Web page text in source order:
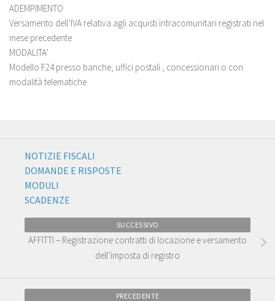
ADEMPIMENTO
Versamento dell’IVA relativa agli acquisti intracomunitari registrati nel
mese precedente
MODALITA’
Modello F24 presso banche, uffici postali , concessionari o con
modalità telematiche
NOTIZIE FISCALI
DOMANDE E RISPOSTE
MODULI
SCADENZE
SUCCESSIVO
AFFITTI – Registrazione contratti di locazione e versamento
dell’imposta di registro
PRECEDENTE